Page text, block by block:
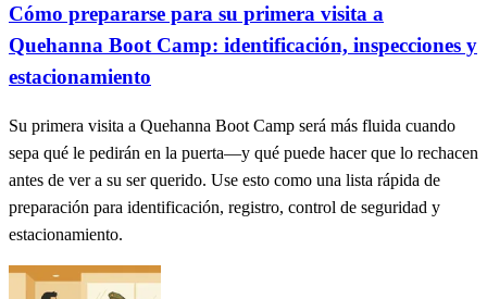
Cómo prepararse para su primera visita a
Quehanna Boot Camp: identificación, inspecciones y
estacionamiento
Su primera visita a Quehanna Boot Camp será más fluida cuando
sepa qué le pedirán en la puerta—y qué puede hacer que lo rechacen
antes de ver a su ser querido. Use esto como una lista rápida de
preparación para identificación, registro, control de seguridad y
estacionamiento.